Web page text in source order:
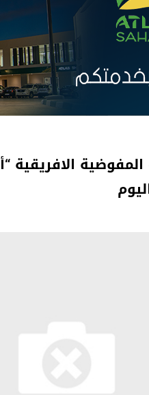
المفوضية الافريقية